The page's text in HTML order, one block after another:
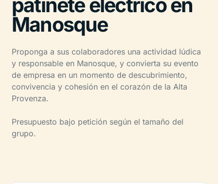
Manosque
Proponga a sus colaboradores una actividad lúdica
y responsable en Manosque, y convierta su evento
de empresa en un momento de descubrimiento,
convivencia y cohesión en el corazón de la Alta
Provenza.
Presupuesto bajo petición según el tamaño del
grupo.